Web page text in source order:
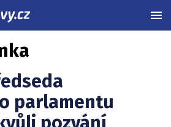
parlamentu